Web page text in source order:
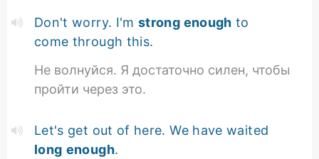
Don't worry. I'mstrong enough to
come through this.
Не волнуйся. Я достаточно силен, чтобы
пройти через это.
Let's get out of here. We have waited
long enough.